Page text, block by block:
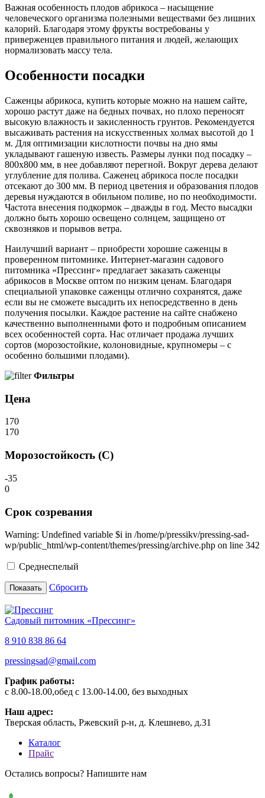
Важная особенность плодов абрикоса – насыщение
человеческого организма полезными веществами без лишних
калорий. Благодаря этому фрукты востребованы у
приверженцев правильного питания и людей, желающих
нормализовать массу тела.
Особенности посадки
Саженцы абрикоса, купить которые можно на нашем сайте,
хорошо растут даже на бедных почвах, но плохо переносят
высокую влажность и закисленность грунтов. Рекомендуется
высаживать растения на искусственных холмах высотой до 1
м. Для оптимизации кислотности почвы на дно ямы
укладывают гашеную известь. Размеры лунки под посадку –
800х800 мм, в нее добавляют перегной. Вокруг дерева делают
углубление для полива. Саженец абрикоса после посадки
отсекают до 300 мм. В период цветения и образования плодов
деревья нуждаются в обильном поливе, но по необходимости.
Частота внесения подкормок – дважды в год. Место высадки
должно быть хорошо освещено солнцем, защищено от
сквозняков и порывов ветра.
Наилучший вариант – приобрести хорошие саженцы в
проверенном питомнике. Интернет-магазин садового
питомника «Прессинг» предлагает заказать саженцы
абрикосов в Москве оптом по низким ценам. Благодаря
специальной упаковке саженцы отлично сохранятся, даже
если вы не сможете высадить их непосредственно в день
получения посылки. Каждое растение на сайте снабжено
качественно выполненными фото и подробным описанием
всех особенностей сорта. Нас отличает продажа лучших
сортов (морозостойкие, колоновидные, крупномеры – с
особенно большими плодами).
Фильтры
Цена
170
170
Морозостойкость (С)
-35
0
Срок созревания
Warning: Undefined variable $i in /home/p/pressikv/pressing-sad-
wp/public_html/wp-content/themes/pressing/archive.php on line 342
Среднеспелый
Сбросить
Садовый питомник «Прессинг»
8 910 838 86 64
pressingsad@gmail.com
График работы:
с 8.00-18.00,обед с 13.00-14.00, без выходных
Наш адрес:
Тверская область, Ржевский р-н, д. Клешнево, д.31
Каталог
Прайс
Остались вопросы? Напишите нам